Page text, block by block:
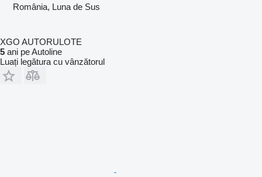
România, Luna de Sus
XGO AUTORULOTE
5 ani pe Autoline
Luați legătura cu vânzătorul